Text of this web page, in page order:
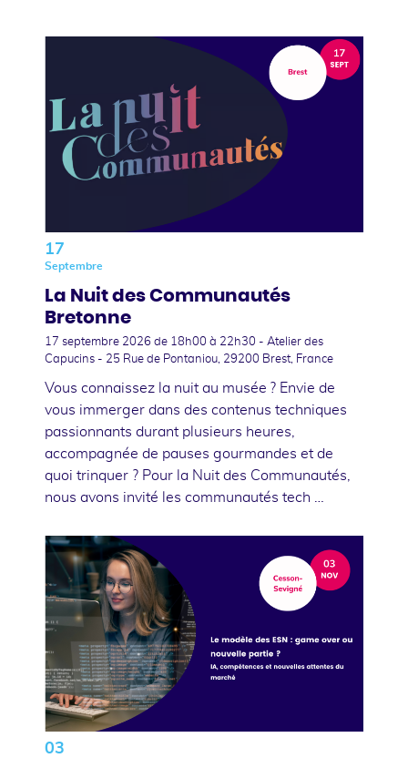
17
Septembre
La Nuit des Communautés
Bretonne
17 septembre 2026 de 18h00 à 22h30 - Atelier des
Capucins - 25 Rue de Pontaniou, 29200 Brest, France
Vous connaissez la nuit au musée ? Envie de
vous immerger dans des contenus techniques
passionnants durant plusieurs heures,
accompagnée de pauses gourmandes et de
quoi trinquer ? Pour la Nuit des Communautés,
nous avons invité les communautés tech …
03